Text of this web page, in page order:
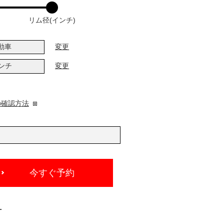
リム径(インチ)
車 変更
チ 変更
認方法
今すぐ予約